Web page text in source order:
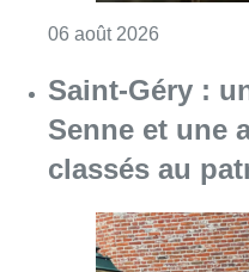
06 août 2026
Saint-Géry :
Senne et une
classés au